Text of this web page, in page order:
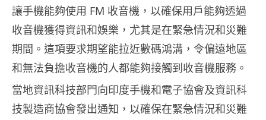
讓手機能夠使用 FM 收音機，以確保用戶能夠透過
收音機獲得資訊和娛樂，尤其是在緊急情況和災難
期間。這項要求期望能拉近數碼鴻溝，令偏遠地區
和無法負擔收音機的人都能夠接觸到收音機服務。
當地資訊科技部門向印度手機和電子協會及資訊科
技製造商協會發出通知，以確保在緊急情況和災難